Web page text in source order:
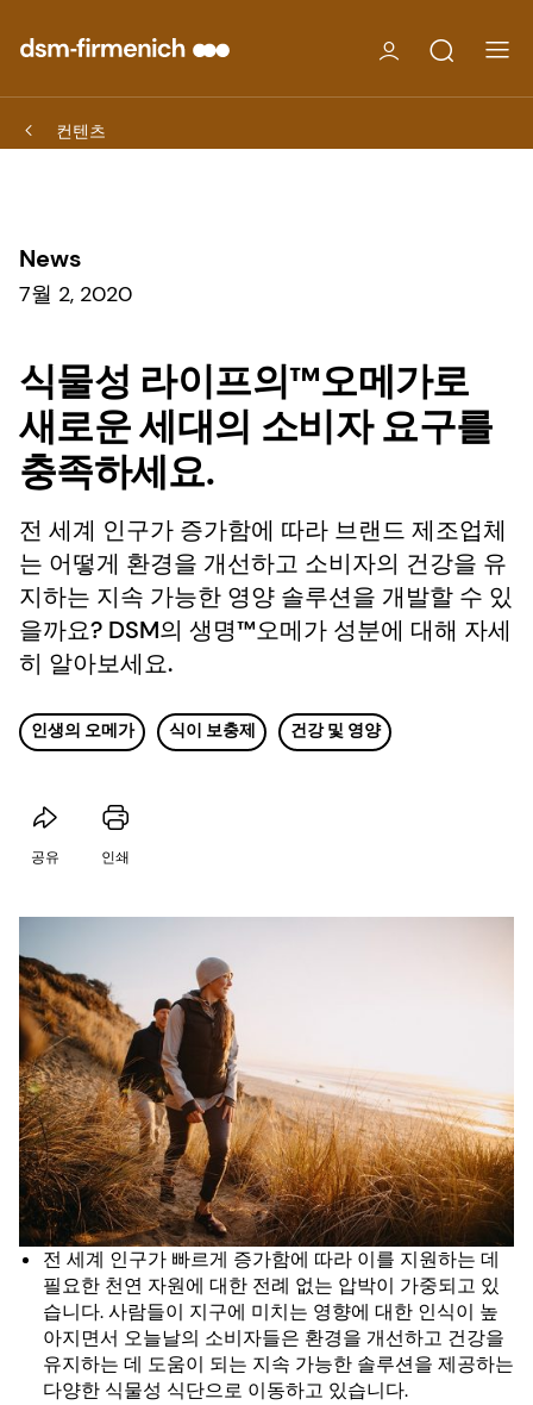
컨텐츠
News
7월 2, 2020
식물성 라이프의™오메가로
새로운 세대의 소비자 요구를
충족하세요.
전 세계 인구가 증가함에 따라 브랜드 제조업체
는 어떻게 환경을 개선하고 소비자의 건강을 유
지하는 지속 가능한 영양 솔루션을 개발할 수 있
을까요? DSM의 생명™오메가 성분에 대해 자세
히 알아보세요.
인생의 오메가 식이 보충제 건강 및 영양
공유 인쇄
전 세계 인구가 빠르게 증가함에 따라 이를 지원하는 데
필요한 천연 자원에 대한 전례 없는 압박이 가중되고 있
습니다. 사람들이 지구에 미치는 영향에 대한 인식이 높
아지면서 오늘날의 소비자들은 환경을 개선하고 건강을
유지하는 데 도움이 되는 지속 가능한 솔루션을 제공하는
다양한 식물성 식단으로 이동하고 있습니다.